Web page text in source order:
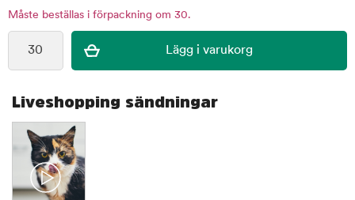
Måste beställas i förpackning om 30.
Liveshopping sändningar